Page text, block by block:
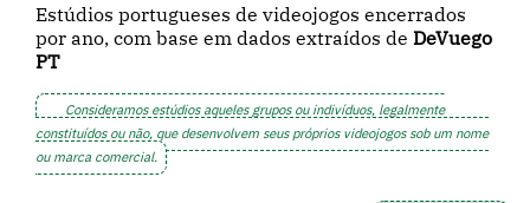
Estúdios portugueses de videojogos encerrados
por ano, com base em dados extraídos deDeVuego
PT
Consideramos estúdios aqueles grupos ou indivíduos, legalmente
constituídos ou não, que desenvolvem seus próprios videojogos sob um nome
ou marca comercial.